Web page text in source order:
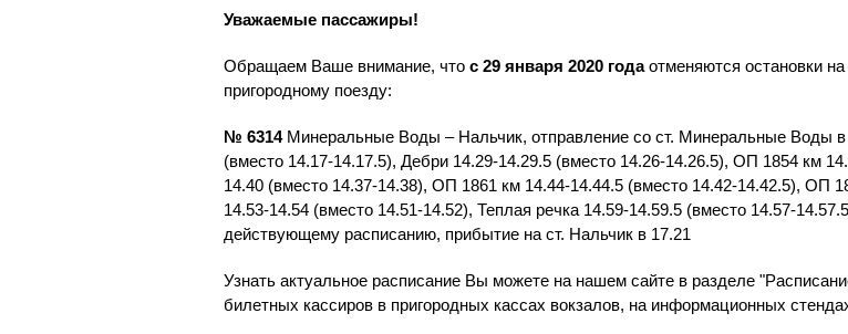
Уважаемые пассажиры!
Обращаем Ваше внимание, что с 29 января 2020 годаотменяются остановки
пригородному поезду:
№ 6314 Минеральные Воды – Нальчик, отправление со ст. Минеральные Воды
(вместо 14.17-14.17.5), Дебри 14.29-14.29.5 (вместо 14.26-14.26.5), ОП 1854 км
14.40 (вместо 14.37-14.38), ОП 1861 км 14.44-14.44.5 (вместо 14.42-14.42.5), ОП
14.53-14.54 (вместо 14.51-14.52), Теплая речка 14.59-14.59.5 (вместо 14.57-
действующему расписанию, прибытие на ст. Нальчик в 17.21
Узнать актуальное расписание Вы можете на нашем сайте в разделе
билетных кассиров в пригородных кассах вокзалов, на информационных